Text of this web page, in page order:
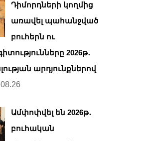
Դիմորդների կողմից
առավել պահանջված
բուհերն ու
2026թ․
արդյունքներով
Ամփոփվել են 2026թ․
բուհական